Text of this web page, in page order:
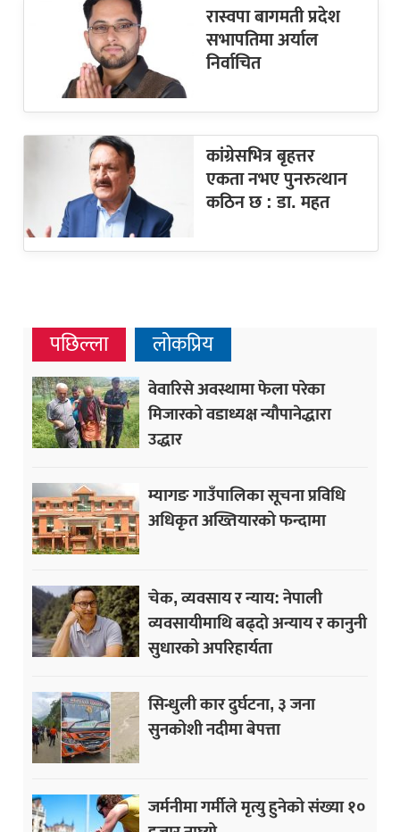
रास्वपा बागमती प्रदेश
सभापतिमा अर्याल
निर्वाचित
कांग्रेसभित्र बृहत्तर
एकता नभए पुनरुत्थान
कठिन छ : डा. महत
पछिल्ला लोकप्रिय
वेवारिसे अवस्थामा फेला परेका
मिजारको वडाध्यक्ष न्यौपानेद्धारा
उद्धार
म्यागङ गाउँपालिका सूचना प्रविधि
अधिकृत अख्तियारको फन्दामा
चेक, व्यवसाय र न्याय: नेपाली
व्यवसायीमाथि बढ्दो अन्याय र कानुनी
सुधारको अपरिहार्यता
सिन्धुली कार दुर्घटना, ३ जना
सुनकोशी नदीमा बेपत्ता
जर्मनीमा गर्मीले मृत्यु हुनेको संख्या १०